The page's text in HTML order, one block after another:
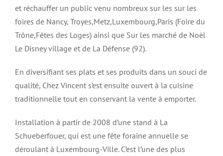
et réchauffer un public venu nombreux sur les sur les
foires de Nancy, Troyes,Metz,Luxembourg,Paris (Foire du
Trône,Fêtes des Loges) ainsi que Sur les marché de Noël
Le Disney village et de La Défense (92).
En diversifiant ses plats et ses produits dans un souci de
qualité, Chez Vincent s’est ensuite ouvert à la cuisine
traditionnelle tout en conservant la vente à emporter.
Installation à partir de 2008 d’une stand à La
Schueberfouer, qui est une fête foraine annuelle se
déroulant à Luxembourg-Ville. C’est l’une des plus